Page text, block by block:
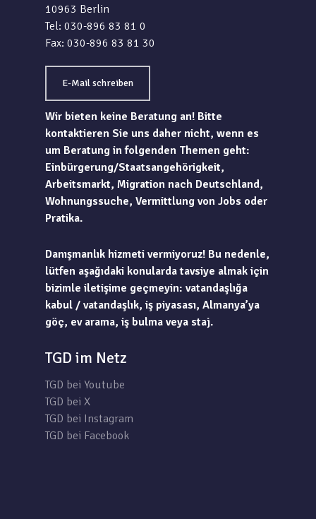
10963 Berlin
Tel: 030-896 83 81 0
Fax: 030-896 83 81 30
E-Mail schreiben
Wir bieten keine Beratung an! Bitte
kontaktieren Sie uns daher nicht, wenn es
um Beratung in folgenden Themen geht:
Einbürgerung/Staatsangehörigkeit,
Arbeitsmarkt, Migration nach Deutschland,
Wohnungssuche, Vermittlung von Jobs oder
Pratika.
Danışmanlık hizmeti vermiyoruz! Bu nedenle,
lütfen aşağıdaki konularda tavsiye almak için
bizimle iletişime geçmeyin: vatandaşlığa
kabul / vatandaşlık, iş piyasası, Almanya’ya
göç, ev arama, iş bulma veya staj.
TGD im Netz
TGD bei Youtube
TGD bei X
TGD bei Instagram
TGD bei Facebook